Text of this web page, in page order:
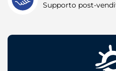
Supporto post-